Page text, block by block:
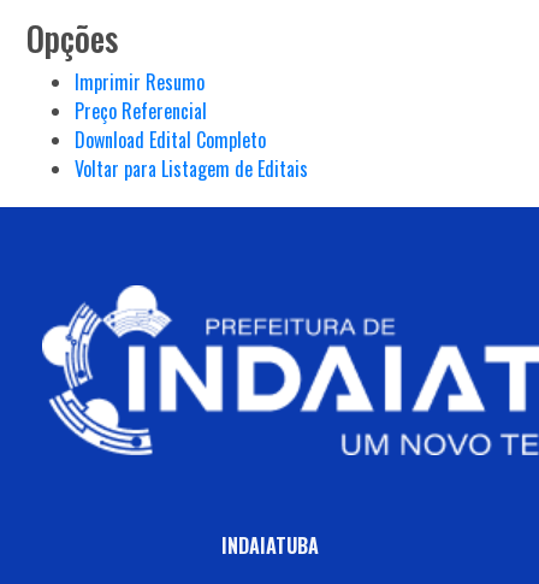
Opções
Imprimir Resumo
Preço Referencial
Download Edital Completo
Voltar para Listagem de Editais
INDAIATUBA